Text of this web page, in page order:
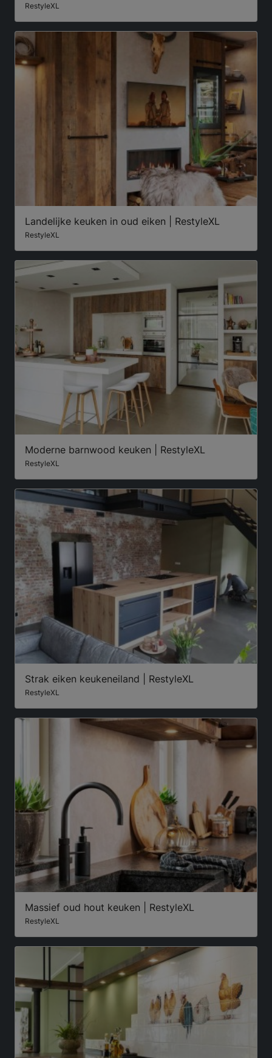
RestyleXL
Landelijke keuken in oud eiken | RestyleXL
RestyleXL
Moderne barnwood keuken | RestyleXL
RestyleXL
Strak eiken keukeneiland | RestyleXL
RestyleXL
Massief oud hout keuken | RestyleXL
RestyleXL